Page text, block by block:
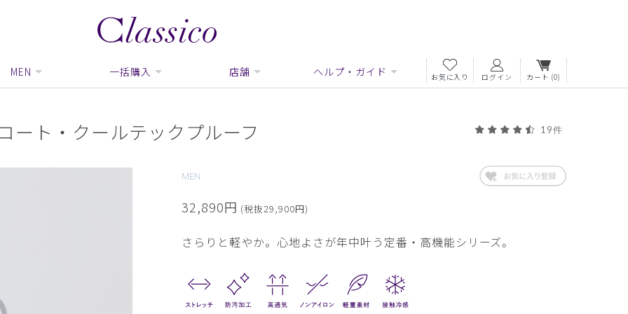
MEN 一括購入 店舗 ヘルプ・ガイド お気に入り ログイン カート (0)
ート・クールテックプルーフ 19件
MEN
32,890円 (税抜29,900円)
さらりと軽やか。心地よさが年中叶う定番・高機能シリーズ。